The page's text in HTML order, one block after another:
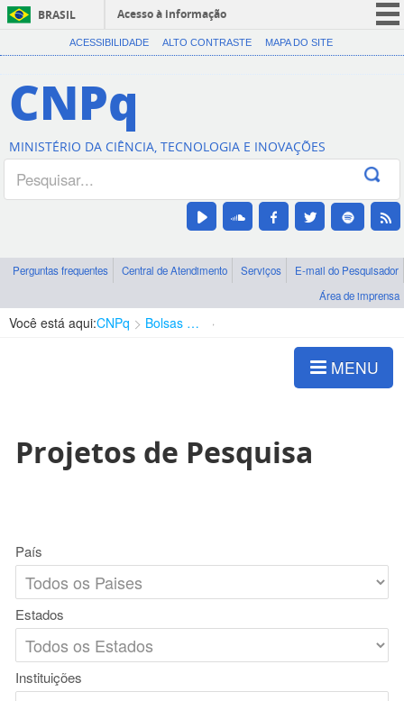
BRASIL
Acesso à informação
CORONAVÍRUS (COVID-19)
Canais
ACESSIBILIDADE ALTO CONTRASTE MAPA DO SITE
CNPq
MINISTÉRIO DA CIÊNCIA, TECNOLOGIA E INOVAÇÕES
Perguntas frequentes Central de Atendimento Serviços
E-mail do Pesquisador
Área de imprensa
Você está aqui:CNPq Bolsas e Auxílios Vigentes
MENU
Projetos de Pesquisa
País
Estados
Instituições